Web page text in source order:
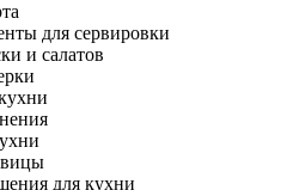
для сервировки
и салатов
для кухни